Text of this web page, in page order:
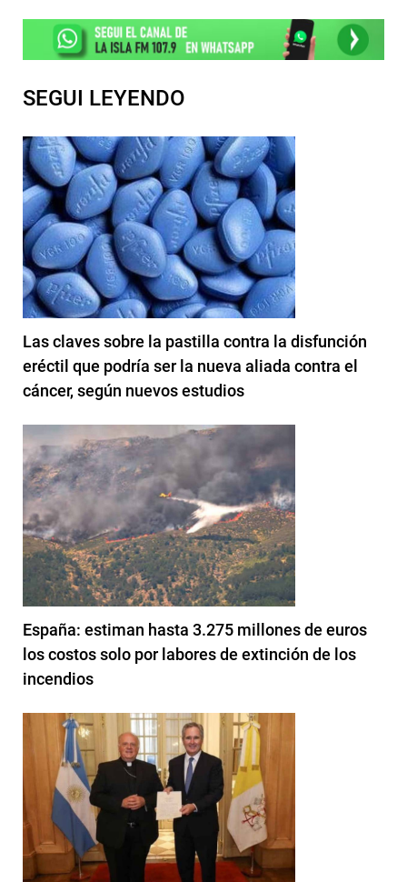
SEGUI LEYENDO
Las claves sobre la pastilla contra la disfunción
eréctil que podría ser la nueva aliada contra el
cáncer, según nuevos estudios
España: estiman hasta 3.275 millones de euros
los costos solo por labores de extinción de los
incendios